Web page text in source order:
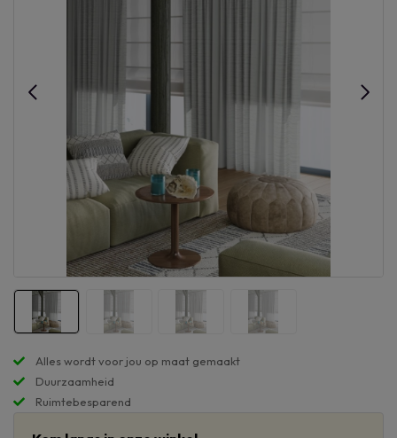
Alles wordt voor jou op maat gemaakt
Duurzaamheid
Ruimtebesparend